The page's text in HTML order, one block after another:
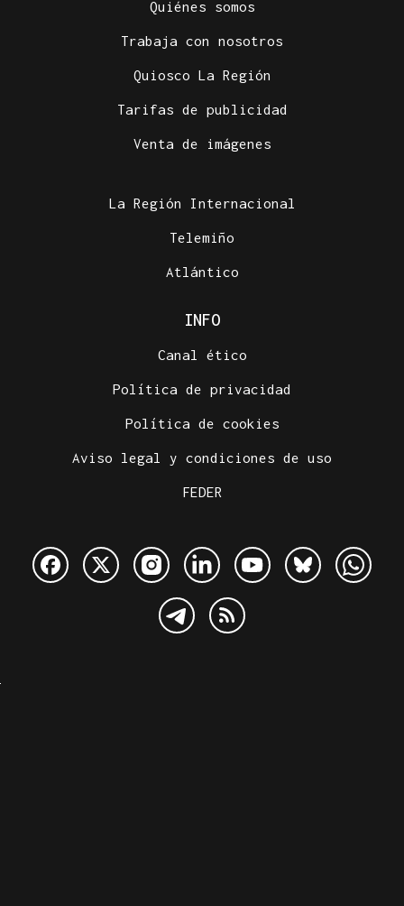
Quiénes somos
Trabaja con nosotros
Quiosco La Región
Tarifas de publicidad
Venta de imágenes
La Región Internacional
Telemiño
Atlántico
INFO
Canal ético
Política de privacidad
Política de cookies
Aviso legal y condiciones de uso
FEDER